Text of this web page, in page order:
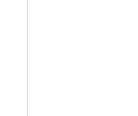
Si tienes
equipo de
Si tienes un
Google Maps